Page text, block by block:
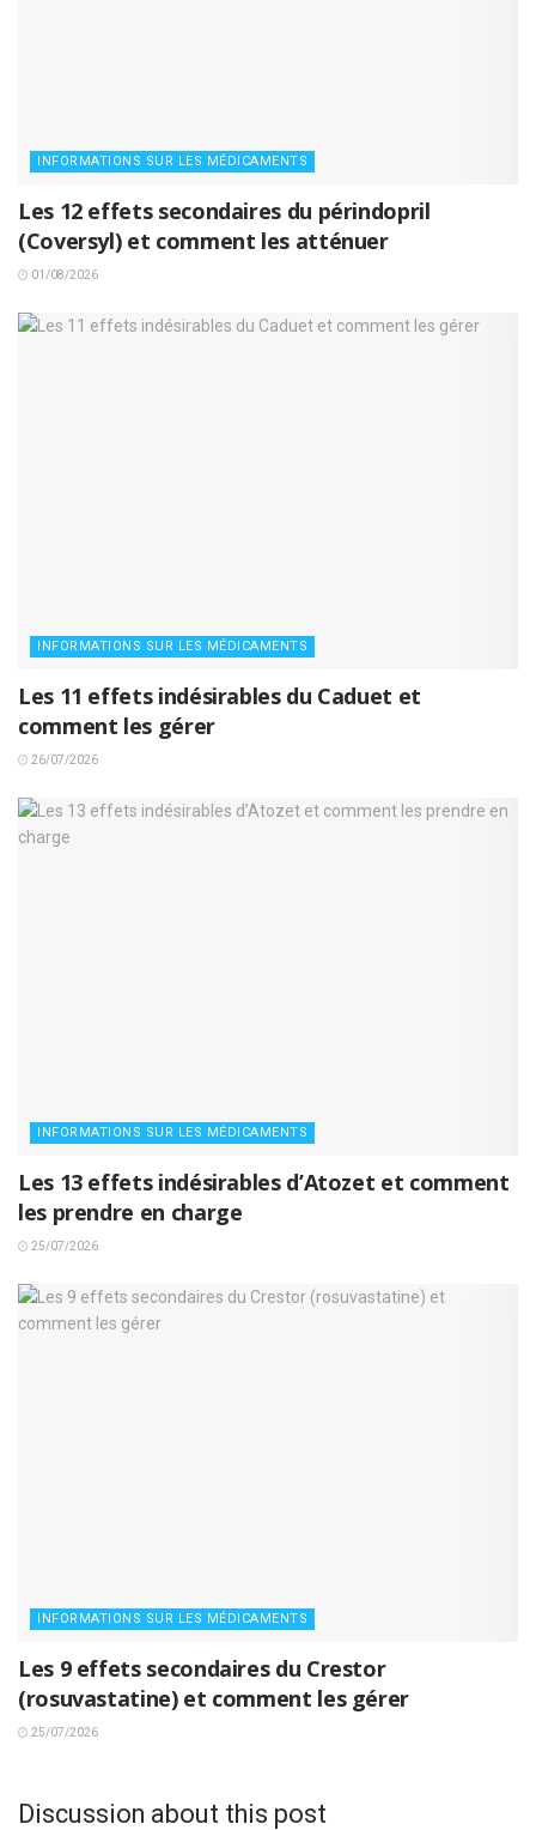
INFORMATIONS SUR LES MÉDICAMENTS
Les 12 effets secondaires du périndopril
(Coversyl) et comment les atténuer
01/08/2026
INFORMATIONS SUR LES MÉDICAMENTS
Les 11 effets indésirables du Caduet et
comment les gérer
26/07/2026
INFORMATIONS SUR LES MÉDICAMENTS
Les 13 effets indésirables d’Atozet et comment
les prendre en charge
25/07/2026
INFORMATIONS SUR LES MÉDICAMENTS
Les 9 effets secondaires du Crestor
(rosuvastatine) et comment les gérer
25/07/2026
Discussion about this post